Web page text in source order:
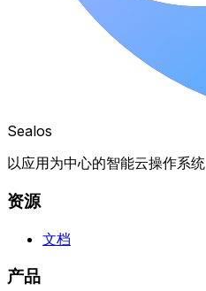
Sealos
以应用为中心的智能云操作系统
资源
文档
产品